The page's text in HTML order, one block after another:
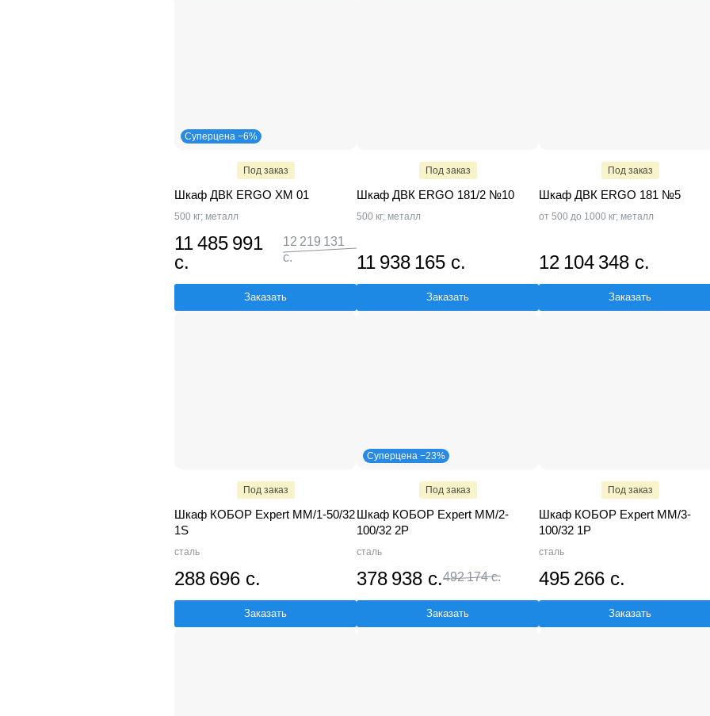
Суперцена −6%
Под заказ
Шкаф ДВК ERGO XM 01
500 кг; металл
11 485 991
с.
12 219 131
с.
Заказать
Под заказ
Шкаф ДВК ERGO 181/2 №10
500 кг; металл
11 938 165 с.
Заказать
Под заказ
Шкаф ДВК ERGO 181 №5
от 500 до 1000 кг; металл
12 104 348 с.
Заказать
Под заказ
Шкаф КОБОР Expert MM/1-50/32
1S
сталь
288 696 с.
Заказать
Суперцена −23%
Под заказ
Шкаф КОБОР Expert MM/2-
100/32 2P
сталь
378 938 с.492 174 с.
Заказать
Под заказ
Шкаф КОБОР Expert MM/3-
100/32 1P
сталь
495 266 с.
Заказать